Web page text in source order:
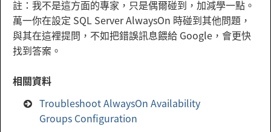
註：我不是這方面的專家，只是偶爾碰到，加減學一點。
萬一你在設定 SQL Server AlwaysOn 時碰到其他問題，
與其在這裡提問，不如把錯誤訊息餵給 Google，會更快
找到答案。
相關資料
Troubleshoot AlwaysOn Availability
Groups Configuration